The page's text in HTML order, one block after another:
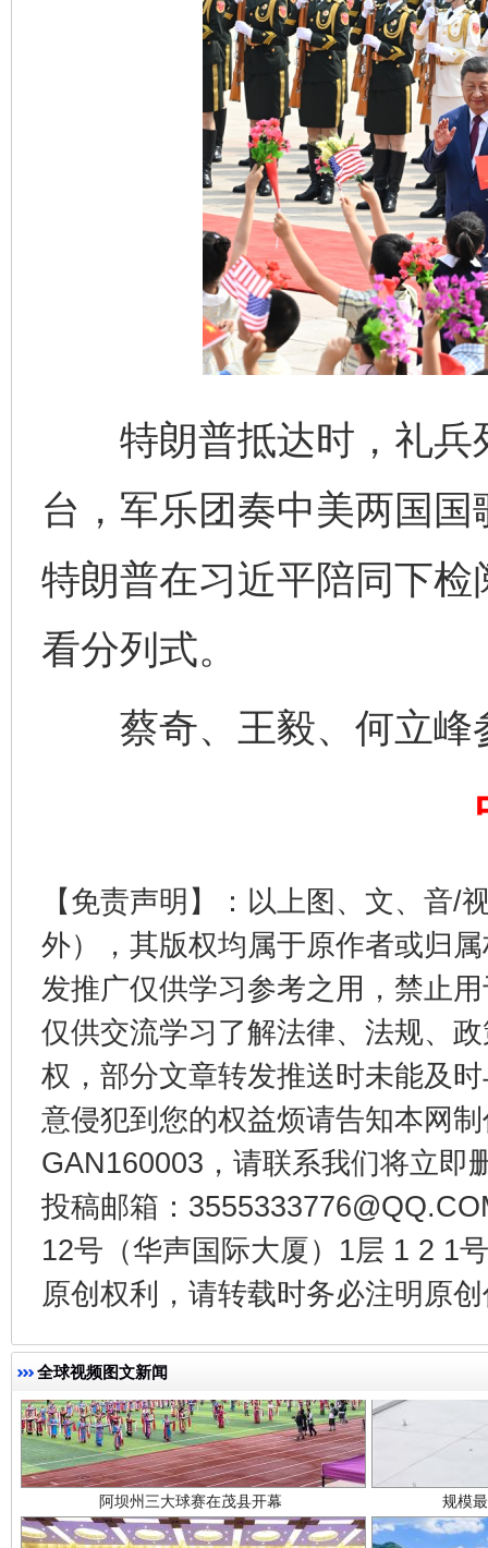
特朗普抵达时，礼兵
台，军乐团奏中美两国
特朗普在习近平陪同下
看分列式。
蔡奇、王毅、何立峰
【免责声明】：以上图、文、音/
外），其版权均属于原作者或归
发推广仅供学习参考之用，禁止
仅供交流学习了解法律、法规、
权，部分文章转发推送时未能及
意侵犯到您的权益烦请告知本网
GAN160003，请联系我们将立即
投稿邮箱：
12号（华声国际大厦）1层 1 2 1
原创权利，请转载时务必注明原
全球视频图文新闻
千年窑火 生生不息 一
全民健身五年计划来了！等你上场
阿坝州三大球赛在茂县开幕 规模